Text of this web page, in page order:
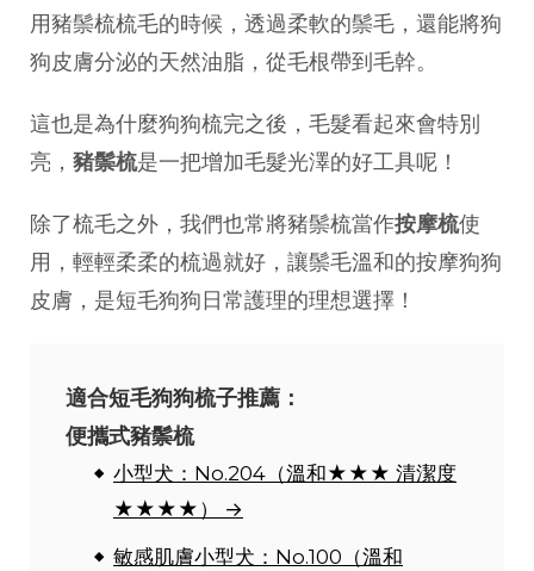
用豬鬃梳梳毛的時候，透過柔軟的鬃毛，還能將狗
狗皮膚分泌的天然油脂，從毛根帶到毛幹。
這也是為什麼狗狗梳完之後，毛髮看起來會特別
亮， 豬鬃梳是一把增加毛髮光澤的好工具呢！
除了梳毛之外，我們也常將豬鬃梳當作按摩梳使
用，輕輕柔柔的梳過就好，讓鬃毛溫和的按摩狗狗
皮膚，是短毛狗狗日常護理的理想選擇！
適合短毛狗狗梳子推薦：
便攜式豬鬃梳
小型犬：No.204（溫和★★★ 清潔度
★★★★） →
敏感肌膚小型犬：No.100（溫和